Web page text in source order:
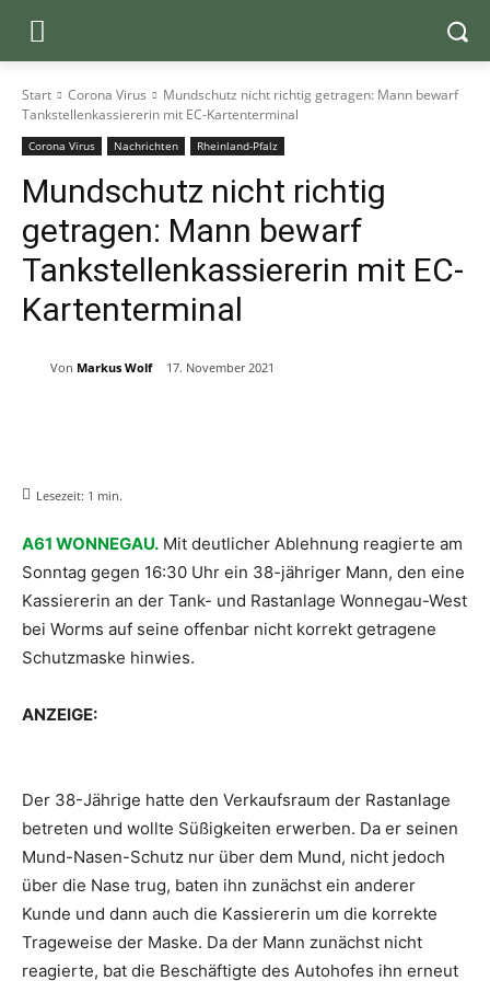
Start Corona Virus
Mundschutz nicht richtig getragen: Mann bewarf
Tankstellenkassiererin mit EC-Kartenterminal
Corona Virus Nachrichten Rheinland-Pfalz
Mundschutz nicht richtig
getragen: Mann bewarf
Tankstellenkassiererin mit EC-
Kartenterminal
Von Markus Wolf 17. November 2021
Lesezeit: 1 min.
A61 WONNEGAU. Mit deutlicher Ablehnung reagierte am
Sonntag gegen 16:30 Uhr ein 38-jähriger Mann, den eine
Kassiererin an der Tank- und Rastanlage Wonnegau-West
bei Worms auf seine offenbar nicht korrekt getragene
Schutzmaske hinwies.
ANZEIGE: